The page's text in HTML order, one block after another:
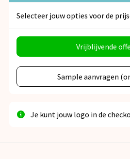
Veiligheid, Auto en Fiets
Vrije tijd en Strand
Selecteer jouw opties voor de
Vrijblijvende
Sample aanvragen
Je kunt jouw logo in de